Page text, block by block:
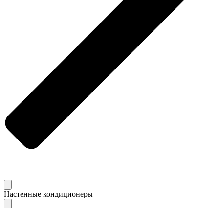
Настенные кондиционеры